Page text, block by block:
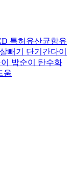
특허유산균함유
빼기 단기간다이
밥순이 탄수화
움